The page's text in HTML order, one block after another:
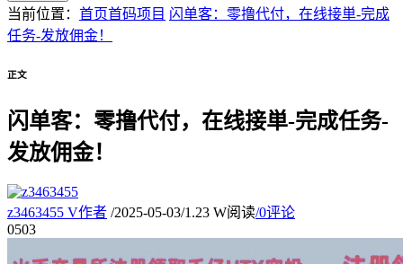
当前位置： 首页首码项目 闪单客：零撸代付，在线接単-完成
任务-发放佣金！
正文
闪单客：零撸代付，在线接単-完成任务-
发放佣金！
z3463455 V作者 /2025-05-03/1.23 W阅读/0评论
0503